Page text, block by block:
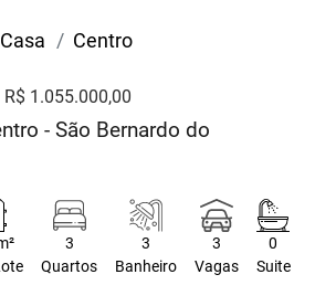
Casa Centro
R$ 1.055.000,00
- São Bernardo do
3
Quartos
3
Banheiro
3
Vagas
0
Suite